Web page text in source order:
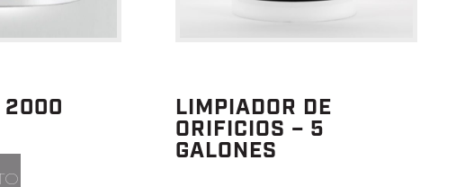
2000
LIMPIADOR DE
ORIFICIOS – 5
GALONES